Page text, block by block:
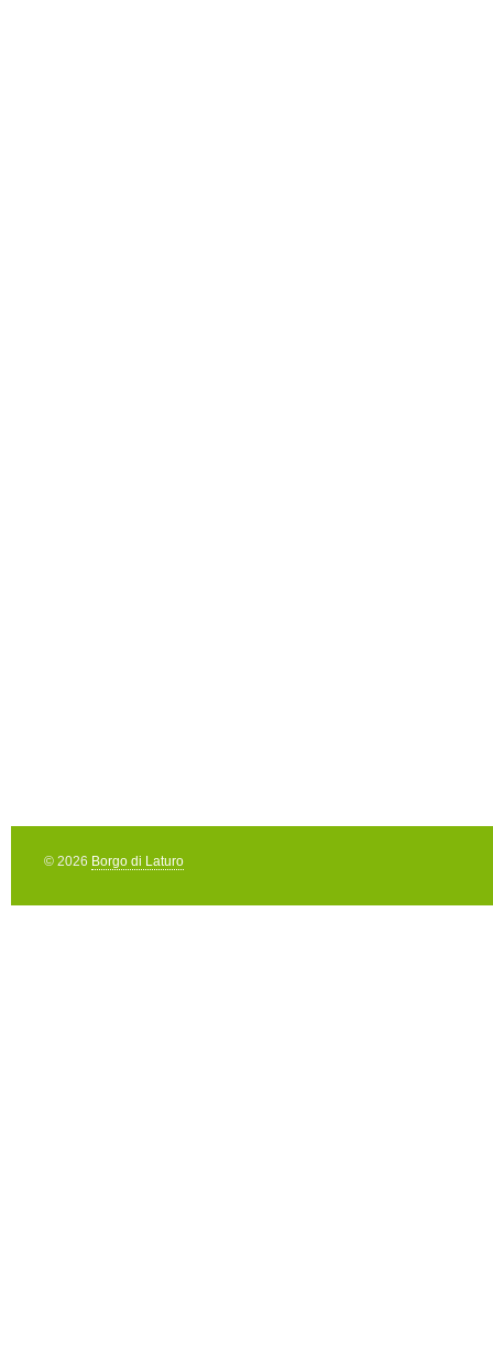
© 2026 Borgo di Laturo